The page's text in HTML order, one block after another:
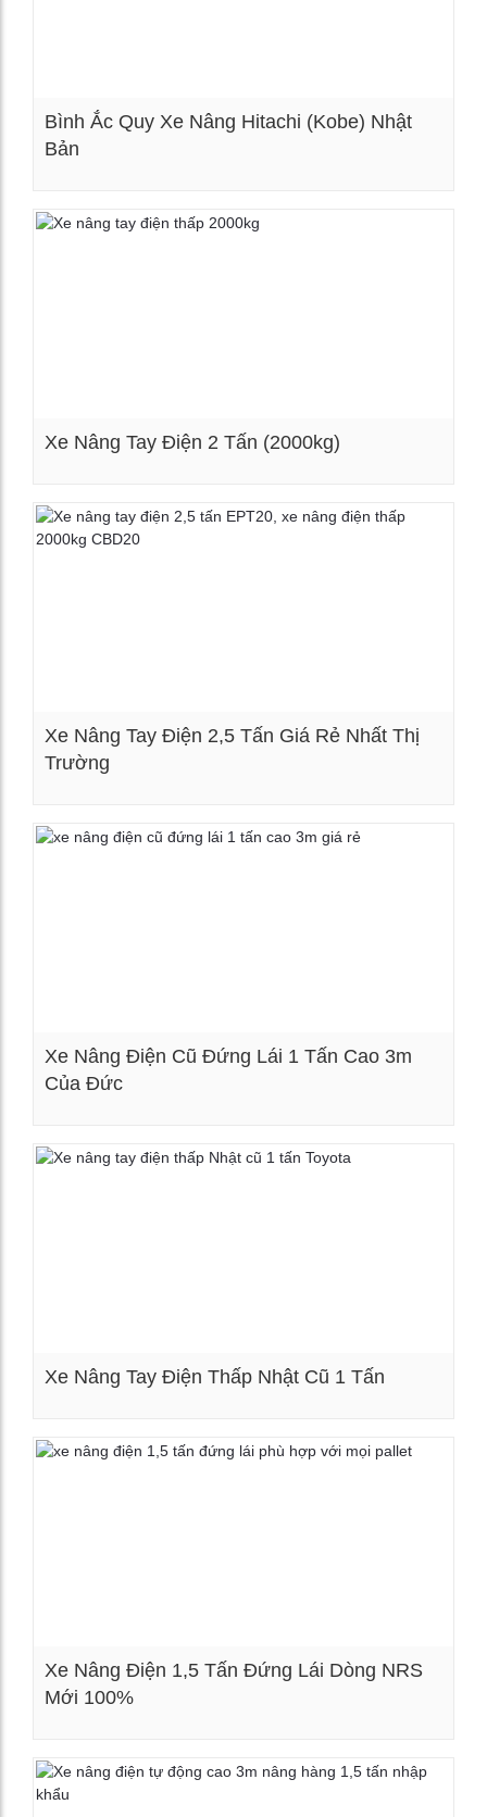
Bình Ắc Quy Xe Nâng Hitachi (Kobe) Nhật
Bản
Xe Nâng Tay Điện 2 Tấn (2000kg)
Xe Nâng Tay Điện 2,5 Tấn Giá Rẻ Nhất Thị
Trường
Xe Nâng Điện Cũ Đứng Lái 1 Tấn Cao 3m
Của Đức
Xe Nâng Tay Điện Thấp Nhật Cũ 1 Tấn
Xe Nâng Điện 1,5 Tấn Đứng Lái Dòng NRS
Mới 100%